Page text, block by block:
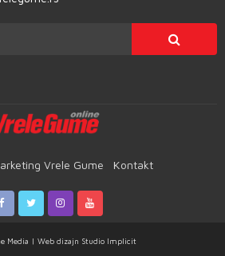
Vrele Gume Kontakt
Media | Web dizajn Studio Implicit